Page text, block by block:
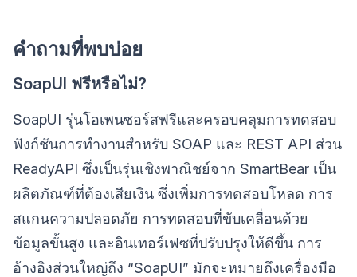
คำถามที่พบบ่อย
SoapUI ฟรีหรือไม่?
SoapUI รุ่นโอเพนซอร์สฟรีและครอบคลุมการทดสอบ
ฟังก์ชันการทำงานสำหรับ SOAP และ REST API ส่วน
ReadyAPI ซึ่งเป็นรุ่นเชิงพาณิชย์จาก SmartBear เป็น
ผลิตภัณฑ์ที่ต้องเสียเงิน ซึ่งเพิ่มการทดสอบโหลด การ
สแกนความปลอดภัย การทดสอบที่ขับเคลื่อนด้วย
ข้อมูลขั้นสูง และอินเทอร์เฟซที่ปรับปรุงให้ดีขึ้น การ
อ้างอิงส่วนใหญ่ถึง “SoapUI” มักจะหมายถึงเครื่องมือ